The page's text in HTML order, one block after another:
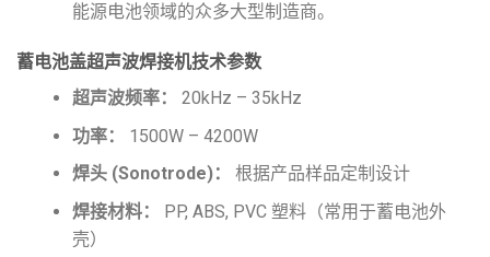
能源电池领域的众多大型制造商。
蓄电池盖超声波焊接机技术参数
超声波频率：
20kHz – 35kHz
功率：
1500W – 4200W
焊头 (Sonotrode)：
根据产品样品定制设计
焊接材料：
PP, ABS, PVC 塑料（常用于蓄电池外
壳）